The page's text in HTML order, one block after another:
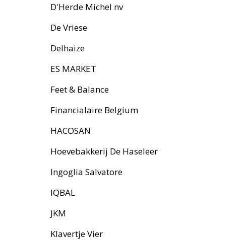
D'Herde Michel nv
De Vriese
Delhaize
ES MARKET
Feet & Balance
Financialaire Belgium
HACOSAN
Hoevebakkerij De Haseleer
Ingoglia Salvatore
IQBAL
JKM
Klavertje Vier